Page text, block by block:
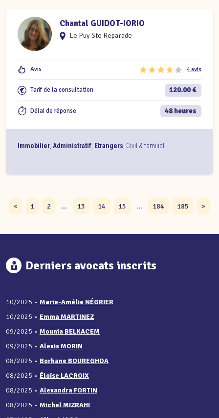
Chantal GUIDOT-IORIO
Le Puy Ste Reparade
Avis 4 avis
Tarif de la consultation 120.00 €
Délai de réponse 48 heures
Immobilier Administratif Etrangers Civil & familial
< 1 2 ... 13 14 15 ... 184 185 >
Derniers avocats inscrits
10/2025 • Marie-Amélie NÉGRIER
10/2025 • Emma MARTINEZ
09/2025 • Mounia BELKACEM
09/2025 • Alexis MORIN
08/2025 • Borhane BOUREGHDA
08/2025 • Éloïse LACROIX
08/2025 • Alexandra FORTIN
08/2025 • Michel MIZRAHI